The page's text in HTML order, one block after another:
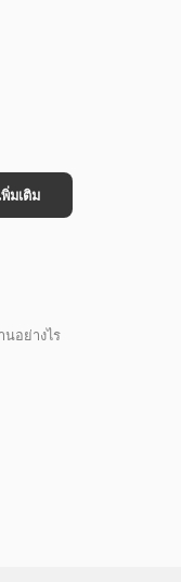
มเติม
อย่างไร